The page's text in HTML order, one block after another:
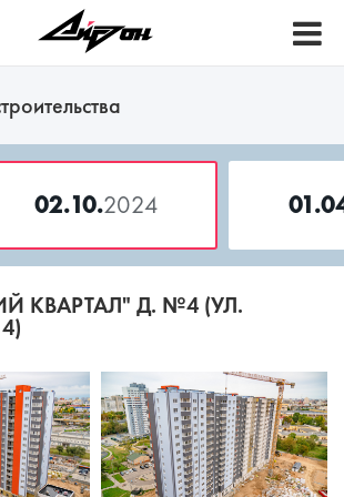
02.10.2024
КВАРТАЛ" Д. №4 (УЛ.